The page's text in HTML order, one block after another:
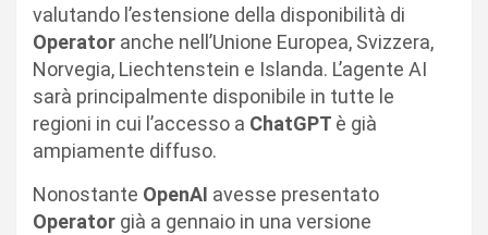
valutando l’estensione della disponibilità di
Operator anche nell’Unione Europea, Svizzera,
Norvegia, Liechtenstein e Islanda. L’agente AI
sarà principalmente disponibile in tutte le
regioni in cui l’accesso a ChatGPT è già
ampiamente diffuso.
Nonostante OpenAI avesse presentato
Operator già a gennaio in una versione